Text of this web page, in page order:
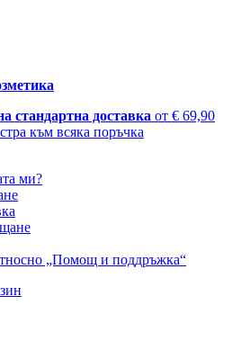
стандартна доставка от € 69,90
към всяка поръчка
ми?
„Помощ и поддръжка“